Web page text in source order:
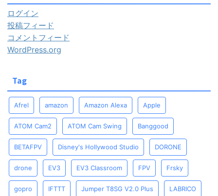
ログイン
投稿フィード
コメントフィード
WordPress.org
Tag
Afrel amazon Amazon Alexa Apple
ATOM Cam2 ATOM Cam Swing Banggood
BETAFPV Disney's Hollywood Studio DORONE
drone EV3 EV3 Classroom FPV Frsky
gopro IFTTT Jumper T8SG V2.0 Plus LABRICO